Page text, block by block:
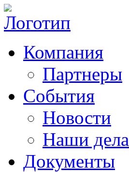
Компания
Партнеры
События
Новости
Наши дела
Документы